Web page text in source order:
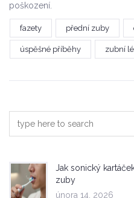
poškození.
fazety přední zuby
úspěšné příběhy zubní
Jak sonický
zuby
února 14, 2026